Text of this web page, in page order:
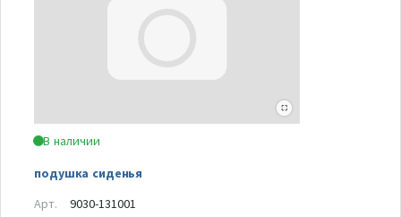
В наличии
подушка сиденья
Арт.
9030-131001